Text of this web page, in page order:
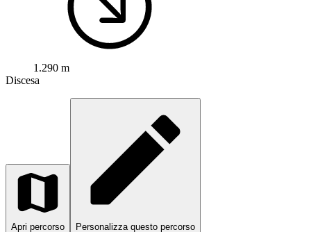
1.290 m
Discesa
Apri percorso Personalizza questo percorso